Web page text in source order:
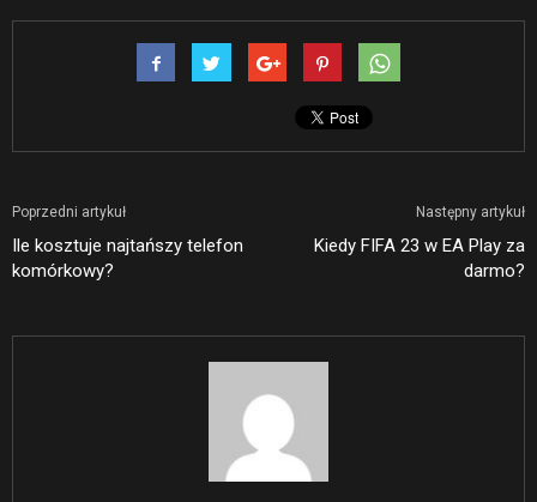
Poprzedni artykuł
Ile kosztuje najtańszy telefon
komórkowy?
Następny artykuł
Kiedy FIFA 23 w EA Play za
darmo?